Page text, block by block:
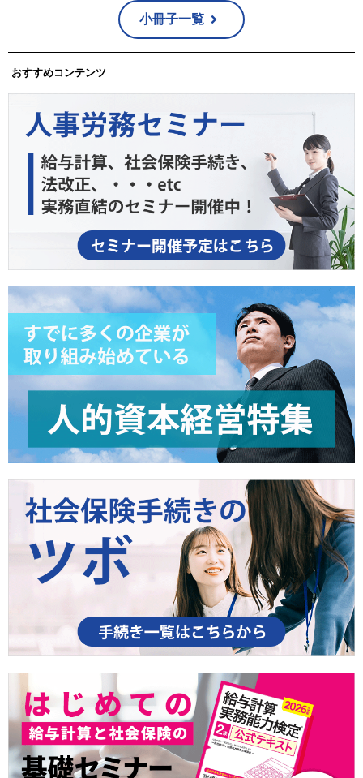
小冊子一覧
おすすめコンテンツ